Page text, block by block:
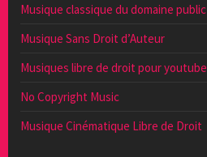
Musique classique du domaine public
Musique Sans Droit d’Auteur
Musiques libre de droit pour youtube
No Copyright Music
Musique Cinématique Libre de Droit